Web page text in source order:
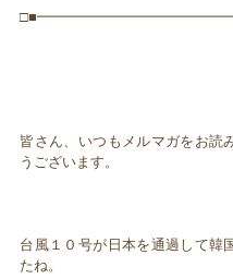
皆さん、いつもメルマガをお読
うございます。
台風１０号が日本を通過して韓
たね。